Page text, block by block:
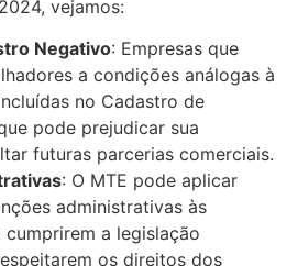
vejamos:
Negativo: Empresas que
a condições análogas à
no Cadastro de
pode prejudicar sua
futuras parcerias comerciais.
: O MTE pode aplicar
administrativas às
cumprirem a legislação
os direitos dos